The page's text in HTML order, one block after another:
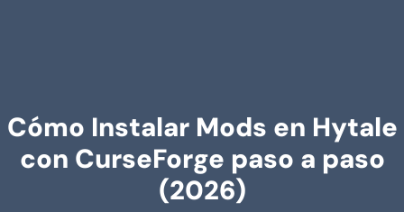
Cómo Instalar Mods en Hytale
con CurseForge paso a paso
(2026)